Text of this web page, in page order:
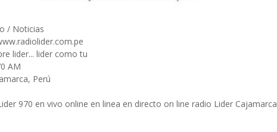
/ Noticias
lider... lider como tu
AM
Perú
970 en vivo online en linea en directo on line radio Lider Cajamarca